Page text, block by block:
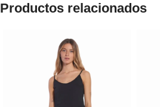
Productos relacionados